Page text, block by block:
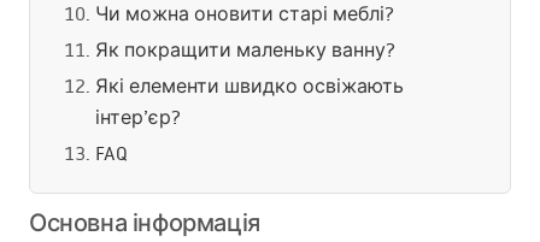
Чи можна оновити старі меблі?
Як покращити маленьку ванну?
Які елементи швидко освіжають
інтер’єр?
FAQ
Основна інформація